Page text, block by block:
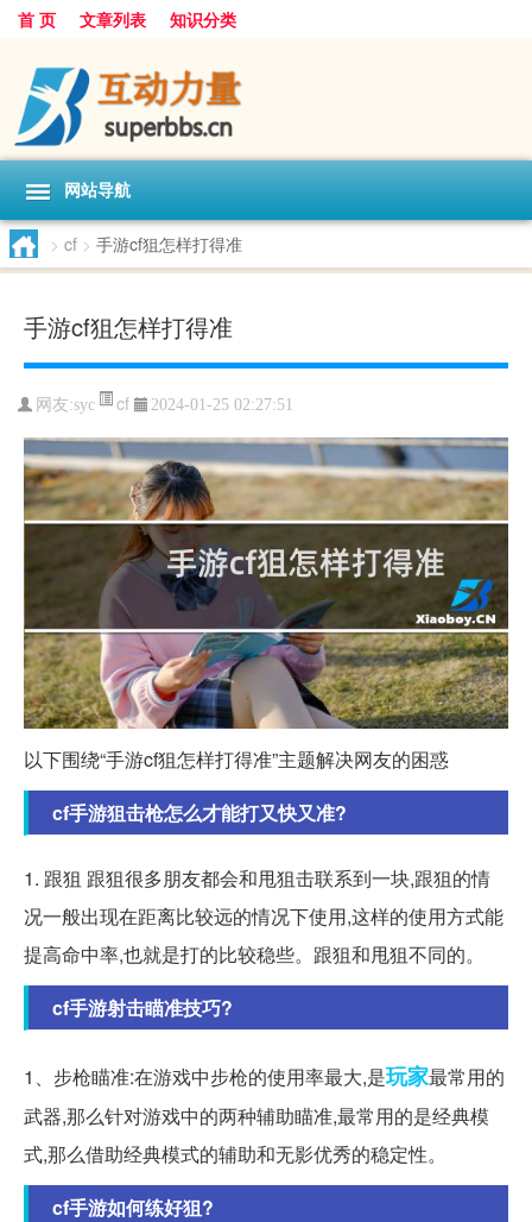
首 页 文章列表 知识分类
网站导航
> cf > 手游cf狙怎样打得准
手游cf狙怎样打得准
网友:syc cf 2024-01-25 02:27:51
以下围绕“手游cf狙怎样打得准”主题解决网友的困惑
cf手游狙击枪怎么才能打又快又准?
1. 跟狙 跟狙很多朋友都会和甩狙击联系到一块,跟狙的情
况一般出现在距离比较远的情况下使用,这样的使用方式能
提高命中率,也就是打的比较稳些。跟狙和甩狙不同的。
cf手游射击瞄准技巧?
1、步枪瞄准:在游戏中步枪的使用率最大,是玩家最常用的
武器,那么针对游戏中的两种辅助瞄准,最常用的是经典模
式,那么借助经典模式的辅助和无影优秀的稳定性。
cf手游如何练好狙?